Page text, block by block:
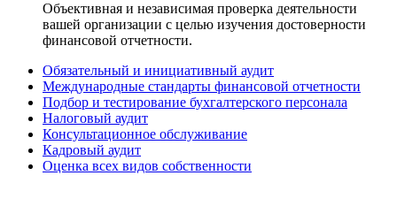
Объективная и независимая проверка деятельности
вашей организации с целью изучения достоверности
финансовой отчетности.
Обязательный и инициативный аудит
Международные стандарты финансовой отчетности
Подбор и тестирование бухгалтерского персонала
Налоговый аудит
Консультационное обслуживание
Кадровый аудит
Оценка всех видов собственности